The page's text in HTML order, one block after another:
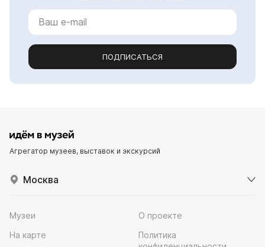
ПОДПИСАТЬСЯ
Агрегатор музеев, выставок и экскурсий
Москва
Музеи
На карте
О проекте
Политика